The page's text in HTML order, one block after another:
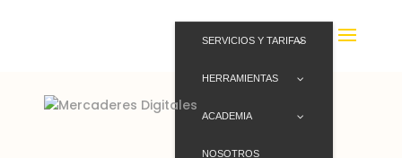
SERVICIOS Y TARIFAS
HERRAMIENTAS
ACADEMIA
NOSOTROS